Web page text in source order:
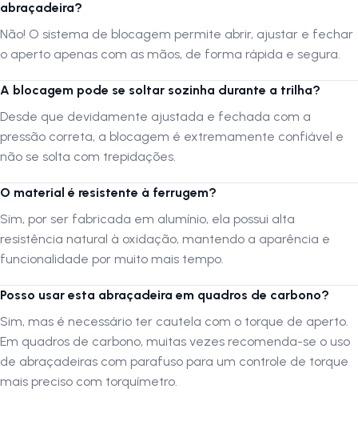
A abraçadeira Absolute de 31,8mm é compatível
com a maioria dos
quadros de alumínio que utilizam canotes de 27,2mm. Sua construção
em alumínio garante alta durabilidadecontra corrosão e fadiga do
metal. O design ergonômico da alavanca de blocagem permite aplicar
a pressão de aperto necessária com facilidade, garantindo que o
selim não desça ou mude de posição durante o uso. É um upgrade
eficiente ,resistente econfiável para quem busca melhorar a
funcionalidade da bicicleta com um acessório leve e de excelente
FAQ — Perguntas frequentes
1. Como sei se a medida 31,8mm serve na minha bike?
A medida de 31,8mm refere-se ao diâmetro externo do tubo do
quadro (onde a abraçadeira encaixa). Geralmente, quadros que usam
canotes de selim de 27,2mm utilizam esta abraçadeira.
2. Preciso de ferramentas para ajustar o banco com esta
abraçadeira?
Não! O sistema de blocagem permite abrir, ajustar e fechar o
aperto apenas com as mãos, de forma rápida e
abraçadeira?
Não! O sistema de blocagem permite abrir, ajustar e fechar
o aperto apenas com as mãos, de forma rápida e segura.
A blocagem pode se soltar sozinha durante a trilha?
Desde que devidamente ajustada e fechada com a
pressão correta, a blocagem é extremamente confiável e
não se solta com trepidações.
O material é resistente à ferrugem?
Sim, por ser fabricada em alumínio, ela possui alta
resistência natural à oxidação, mantendo a aparência e
funcionalidade por muito mais tempo.
Posso usar esta abraçadeira em quadros de carbono?
Sim, mas é necessário ter cautela com o torque de aperto.
Em quadros de carbono, muitas vezes recomenda-se o uso
de abraçadeiras com parafuso para um controle de torque
mais preciso com torquímetro.